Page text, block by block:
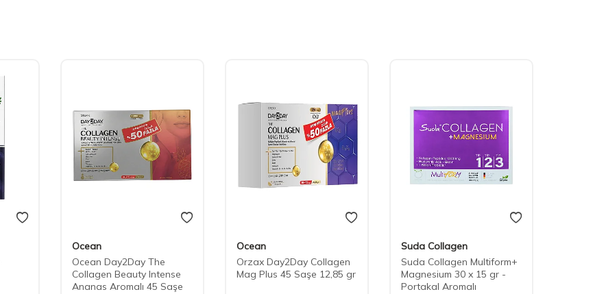
Ocean
Ocean Day2Day The
Collagen Beauty Intense
Ananas Aromalı 45 Saşe
Ocean
Orzax Day2Day Collagen
Mag Plus 45 Saşe 12,85 gr
Suda Collagen
Suda Collagen Multiform+
Magnesium 30 x 15 gr -
Portakal Aromalı